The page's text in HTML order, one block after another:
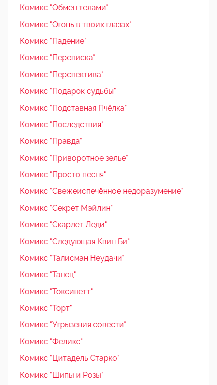
Комикс "Обмен телами"
Комикс "Огонь в твоих глазах"
Комикс "Падение"
Комикс "Переписка"
Комикс "Перспектива"
Комикс "Подарок судьбы"
Комикс "Подставная Пчёлка"
Комикс "Последствия"
Комикс "Правда"
Комикс "Приворотное зелье"
Комикс "Просто песня"
Комикс "Свежеиспечённое недоразумение"
Комикс "Секрет Мэйлин"
Комикс "Скарлет Леди"
Комикс "Следующая Квин Би"
Комикс "Талисман Неудачи"
Комикс "Танец"
Комикс "Токсинетт"
Комикс "Торт"
Комикс "Угрызения совести"
Комикс "Феликс"
Комикс "Цитадель Старко"
Комикс "Шипы и Розы"